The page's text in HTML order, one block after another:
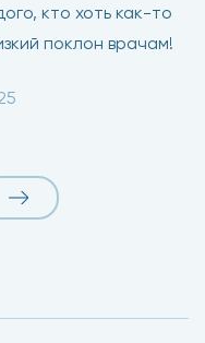
кто хоть как-то
поклон врачам!